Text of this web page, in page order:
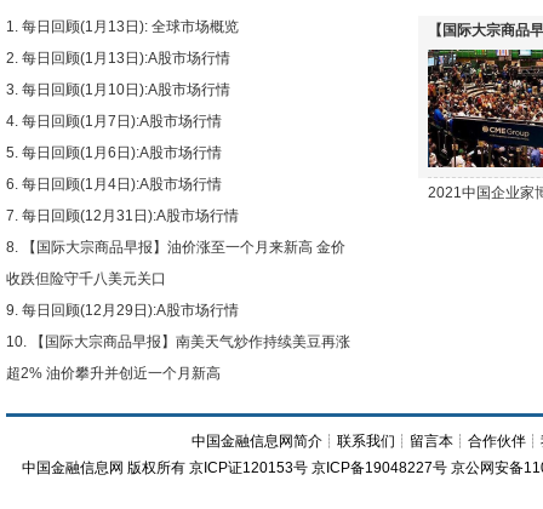
每日回顾(1月13日): 全球市场概览
每日回顾(1月13日):A股市场行情
每日回顾(1月10日):A股市场行情
每日回顾(1月7日):A股市场行情
每日回顾(1月6日):A股市场行情
每日回顾(1月4日):A股市场行情
每日回顾(12月31日):A股市场行情
【国际大宗商品早报】油价涨至一个月来新高 金价
收跌但险守千八美元关口
每日回顾(12月29日):A股市场行情
【国际大宗商品早报】南美天气炒作持续美豆再涨
超2% 油价攀升并创近一个月新高
【国际大宗商品
下跌
2021中国企业家
中国金融信息网简介 ┊联系我们 ┊ 留言本 ┊合作伙伴 ┊
中国金融信息网 版权所有 京ICP证120153号 京ICP备19048227号 京公网安备